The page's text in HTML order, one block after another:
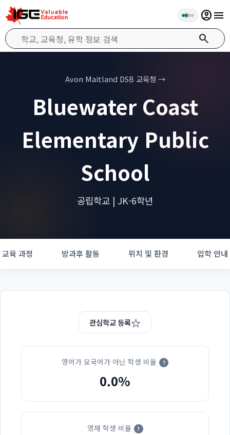
search
account_circlemenu
Avon Maitland DSB 교육청 →
Bluewater Coast
Elementary Public
School
공립학교 | JK-6학년
교육 과정 방과후 활동 위치 및 환경 입학 안내
관심학교 등록☆
영어가 모국어가 아닌 학생 비율 ?
0.0%
영재 학생 비율 ?